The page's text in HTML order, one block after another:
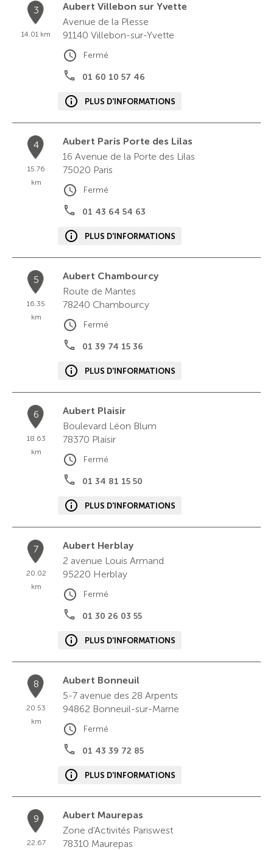
3
14.01 km
Aubert Villebon sur Yvette
Avenue de la Plesse
91140 Villebon-sur-Yvette
01 60 10 57 46
Fermé
PLUS D'INFORMATIONS
4
15.76
km
Aubert Paris Porte des Lilas
16 Avenue de la Porte des Lilas
75020 Paris
01 43 64 54 63
Fermé
PLUS D'INFORMATIONS
5
16.35
km
Aubert Chambourcy
Route de Mantes
78240 Chambourcy
01 39 74 15 36
Fermé
PLUS D'INFORMATIONS
6
18.63
km
Aubert Plaisir
Boulevard Léon Blum
78370 Plaisir
01 34 81 15 50
Fermé
PLUS D'INFORMATIONS
7
20.02
km
Aubert Herblay
2 avenue Louis Armand
95220 Herblay
01 30 26 03 55
Fermé
PLUS D'INFORMATIONS
8
20.53
km
Aubert Bonneuil
5-7 avenue des 28 Arpents
94862 Bonneuil-sur-Marne
01 43 39 72 85
Fermé
PLUS D'INFORMATIONS
9
22.67
Aubert Maurepas
Zone d'Activités Pariswest
78310 Maurepas